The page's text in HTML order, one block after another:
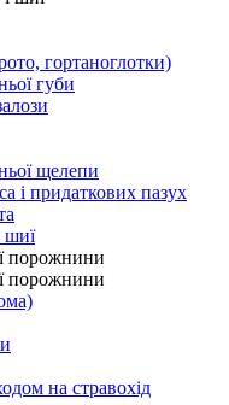
гортаноглотки)
губи
щелепи
і придаткових пазух
шиї
порожнини
порожнини
на стравохід